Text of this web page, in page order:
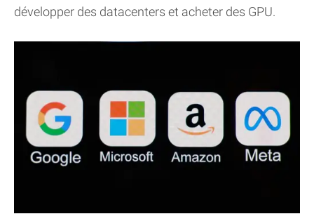
développer des datacenters et acheter des GPU.